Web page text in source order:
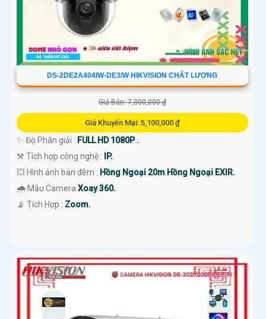
DS-2DE2A404IW-DE3/W HIKVISION CHẤT LƯỢNG
Giá Bán: 7,300,000 ₫
Giá Khuyến Mại: 5,100,000 ₫
✨ Độ Phân giải : FULL HD 1080P .
⚒ Tích hợp công nghệ :
IP.
💥 Hình ảnh ban đêm : Hồng Ngoại 20m Hồng Ngoại EXIR.
🌧️ Mẫu Camera Xoay 360.
️📡 Tích Hợp : Zoom.